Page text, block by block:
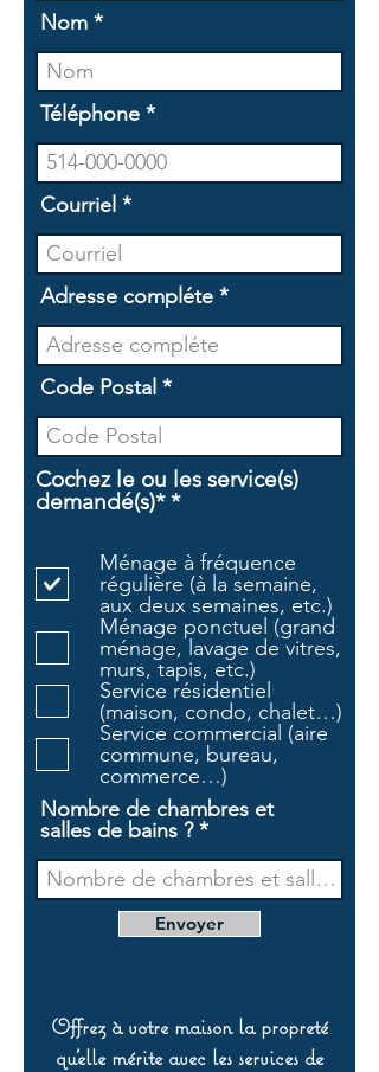
Nom
Téléphone
Courriel
Adresse compléte
Code Postal
Cochez le ou les service(s)
demandé(s)* *O
g
a
t
o
i
r
e
Ménage à fréquence
régulière (à la semaine,
aux deux semaines, etc.)
Ménage ponctuel (grand
ménage, lavage de vitres,
murs, tapis, etc.)
Service résidentiel
(maison, condo, chalet…)
Service commercial (aire
commune, bureau,
commerce…)
Nombre de chambres et
salles de bains ?
Envoyer
Offrez à votre maison la propreté
qu’elle mérite avec les services de